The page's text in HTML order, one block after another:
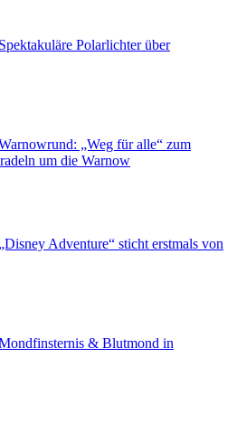
Spektakuläre Polarlichter über
„Weg für alle“ zum
um die Warnow
„Disney Adventure“ sticht erstmals von
& Blutmond in